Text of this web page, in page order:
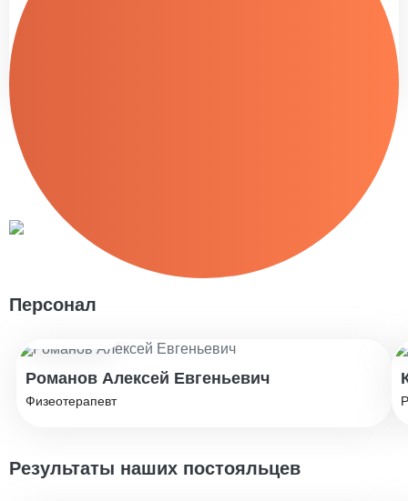
Персонал
Романов Алексей Евгеньевич
Физеотерапевт
Результаты наших постояльцев